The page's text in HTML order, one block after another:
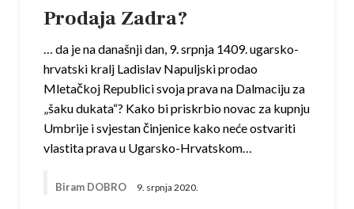
Prodaja Zadra?
… da je na današnji dan, 9. srpnja 1409. ugarsko-
hrvatski kralj Ladislav Napuljski prodao
Mletačkoj Republici svoja prava na Dalmaciju za
„šaku dukata“? Kako bi priskrbio novac za kupnju
Umbrije i svjestan činjenice kako neće ostvariti
vlastita prava u Ugarsko-Hrvatskom…
Biram DOBRO 9. srpnja 2020.